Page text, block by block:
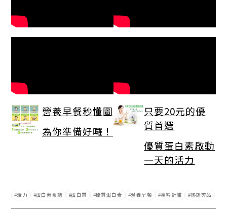
營養早餐秒懂圖
為你準備好囉！
只要20元的優
質首選
優質蛋白素啟動
一天的活力
活力 蛋白素食譜 蛋白質 優質蛋白素 營養早餐 長客計畫 熱銷夯品